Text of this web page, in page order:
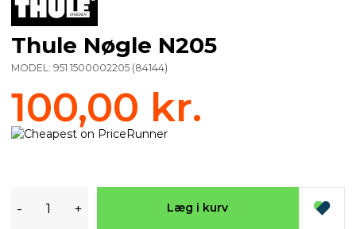
Thule Nøgle N205
MODEL: 951 1500002205 (84144)
100,00 kr.
- + Læg i kurv